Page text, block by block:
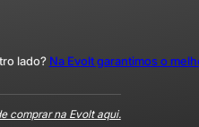
lado? Na Evolt garantimos o
comprar na Evolt aqui.